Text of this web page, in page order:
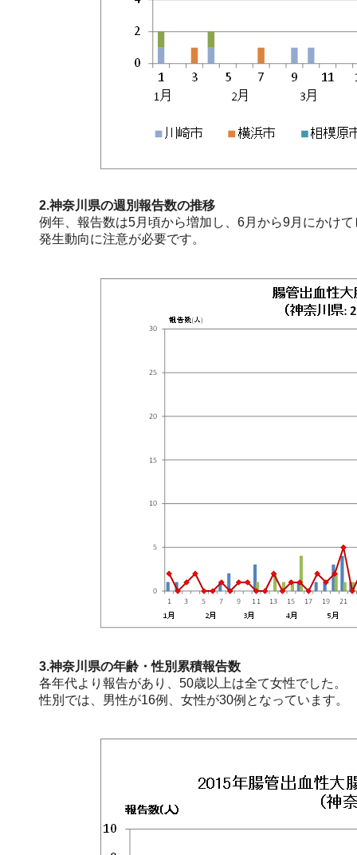
2.神奈川県の週別報告数の推移
例年、報告数は5月頃から増加し、6月から9月にかけ
発生動向に注意が必要です。
3.神奈川県の年齢・性別累積報告数
各年代より報告があり、50歳以上は全て女性でした。
性別では、男性が16例、女性が30例となっています。